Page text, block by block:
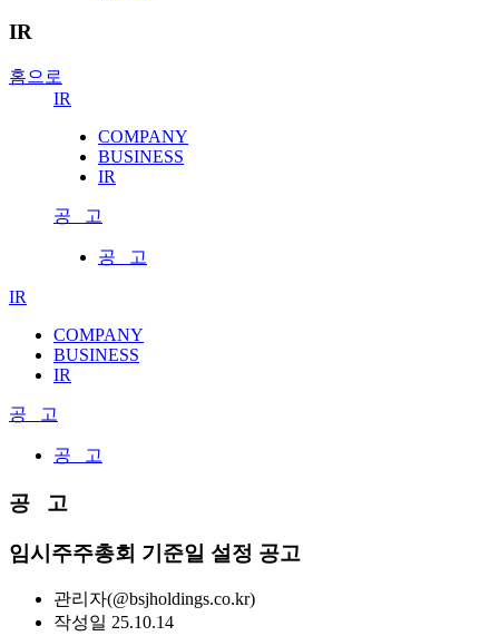
IR
홈으로
IR
COMPANY
BUSINESS
IR
공 고
공 고
IR
COMPANY
BUSINESS
IR
공 고
공 고
공 고
임시주주총회 기준일 설정 공고
관리자(@bsjholdings.co.kr)
작성일 25.10.14